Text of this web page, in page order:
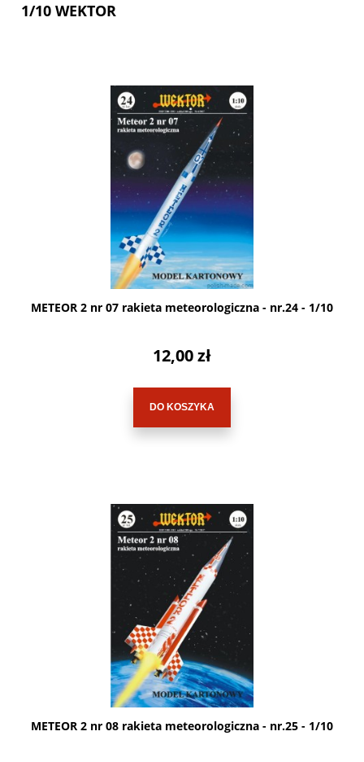
1/10 WEKTOR
METEOR 2 nr 07 rakieta meteorologiczna - nr.24 - 1/10
12,00 zł
DO KOSZYKA
METEOR 2 nr 08 rakieta meteorologiczna - nr.25 - 1/10